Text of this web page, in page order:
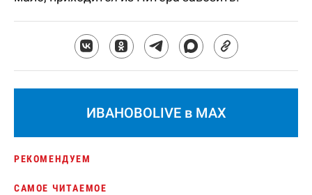
ИВАНОВОLIVE в MAX
РЕКОМЕНДУЕМ
САМОЕ ЧИТАЕМОЕ